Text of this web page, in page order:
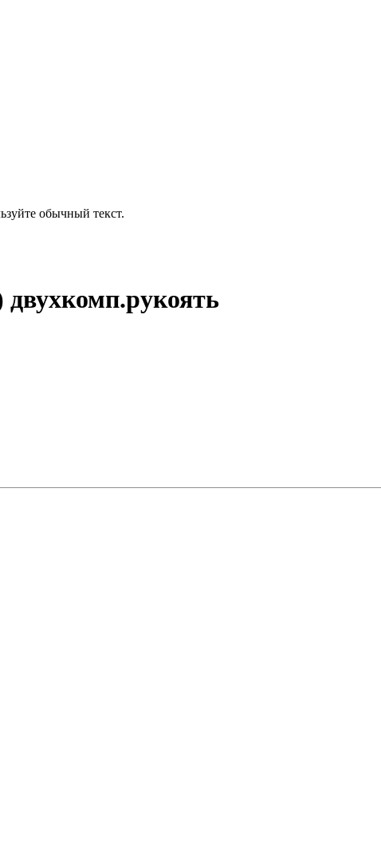
обычный текст.